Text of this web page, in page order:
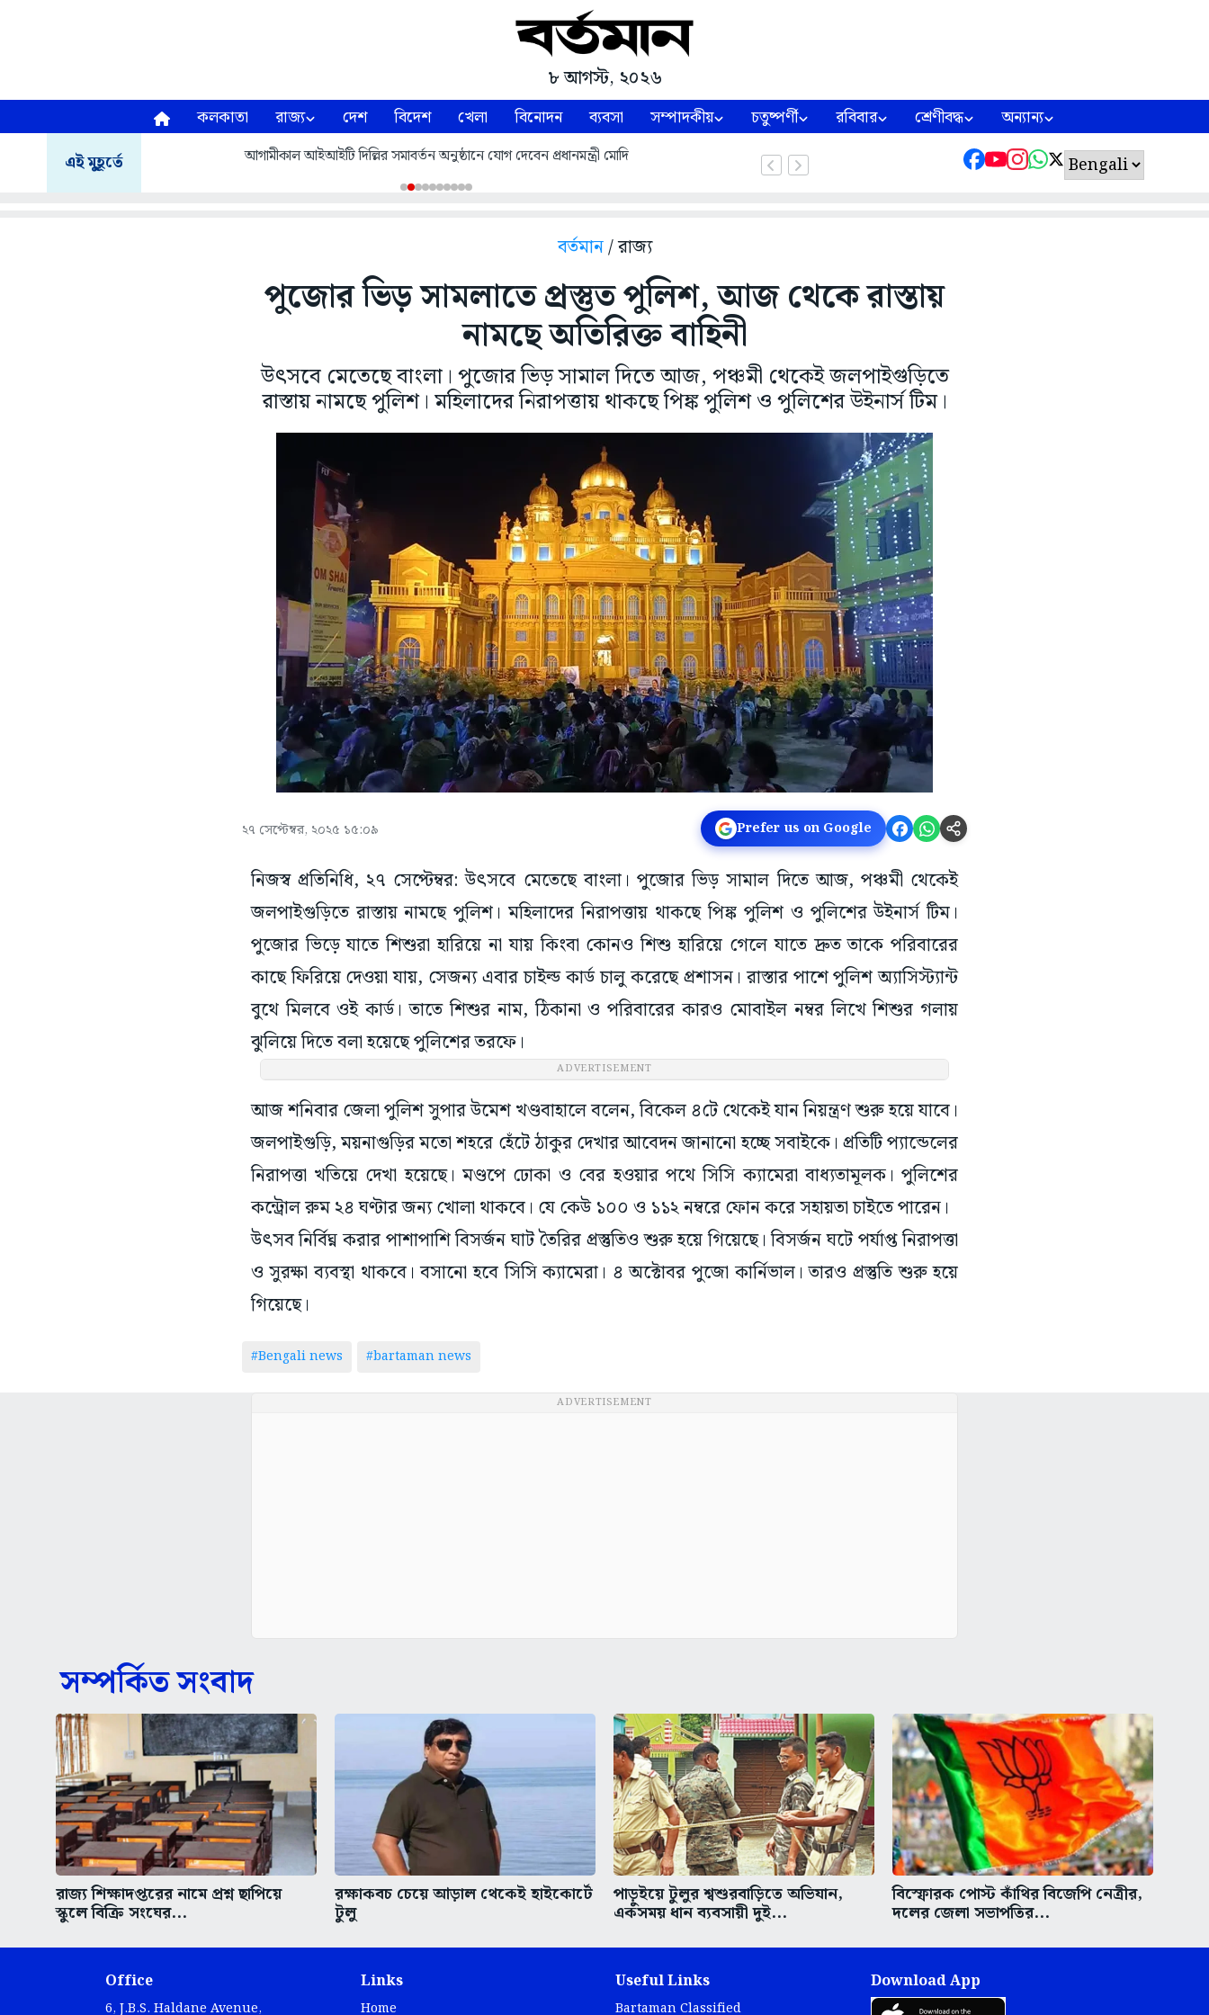
৮ আগস্ট, ২০২৬
কলকাতা রাজ্য দেশ বিদেশ খেলা বিনোদন ব্যবসা সম্পাদকীয় চতুষ্পর্ণী রবিবার শ্রেণীবদ্ধ অন্যান্য
এই মুহূর্তে আগামীকাল আইআইটি দিল্লির সমাবর্তন অনুষ্ঠানে যোগ দেবেন প্রধানমন্ত্রী মোদি
বর্তমান/ রাজ্য
পুজোর ভিড় সামলাতে প্রস্তুত পুলিশ, আজ থেকে রাস্তায়
নামছে অতিরিক্ত বাহিনী
উৎসবে মেতেছে বাংলা। পুজোর ভিড় সামাল দিতে আজ, পঞ্চমী থেকেই জলপাইগুড়িতে
রাস্তায় নামছে পুলিশ। মহিলাদের নিরাপত্তায় থাকছে পিঙ্ক পুলিশ ও পুলিশের উইনার্স টিম।
২৭ সেপ্টেম্বর, ২০২৫ ১৫:০৯ Prefer us on Google
নিজস্ব প্রতিনিধি, ২৭ সেপ্টেম্বর: উৎসবে মেতেছে বাংলা। পুজোর ভিড় সামাল দিতে আজ, পঞ্চমী থেকেই
জলপাইগুড়িতে রাস্তায় নামছে পুলিশ। মহিলাদের নিরাপত্তায় থাকছে পিঙ্ক পুলিশ ও পুলিশের উইনার্স টিম।
পুজোর ভিড়ে যাতে শিশুরা হারিয়ে না যায় কিংবা কোনও শিশু হারিয়ে গেলে যাতে দ্রুত তাকে পরিবারের
কাছে ফিরিয়ে দেওয়া যায়, সেজন্য এবার চাইল্ড কার্ড চালু করেছে প্রশাসন। রাস্তার পাশে পুলিশ অ্যাসিস্ট্যান্ট
বুথে মিলবে ওই কার্ড। তাতে শিশুর নাম, ঠিকানা ও পরিবারের কারও মোবাইল নম্বর লিখে শিশুর গলায়
ঝুলিয়ে দিতে বলা হয়েছে পুলিশের তরফে।
ADVERTISEMENT
আজ শনিবার জেলা পুলিশ সুপার উমেশ খণ্ডবাহালে বলেন, বিকেল ৪টে থেকেই যান নিয়ন্ত্রণ শুরু হয়ে যাবে।
জলপাইগুড়ি, ময়নাগুড়ির মতো শহরে হেঁটে ঠাকুর দেখার আবেদন জানানো হচ্ছে সবাইকে। প্রতিটি প্যান্ডেলের
নিরাপত্তা খতিয়ে দেখা হয়েছে। মণ্ডপে ঢোকা ও বের হওয়ার পথে সিসি ক্যামেরা বাধ্যতামূলক। পুলিশের
কন্ট্রোল রুম ২৪ ঘণ্টার জন্য খোলা থাকবে। যে কেউ ১০০ ও ১১২ নম্বরে ফোন করে সহায়তা চাইতে পারেন।
উৎসব নির্বিঘ্ন করার পাশাপাশি বিসর্জন ঘাট তৈরির প্রস্তুতিও শুরু হয়ে গিয়েছে। বিসর্জন ঘটে পর্যাপ্ত নিরাপত্তা
ও সুরক্ষা ব্যবস্থা থাকবে। বসানো হবে সিসি ক্যামেরা। ৪ অক্টোবর পুজো কার্নিভাল। তারও প্রস্তুতি শুরু হয়ে
গিয়েছে।
#Bengali news #bartaman news
ADVERTISEMENT
সম্পর্কিত সংবাদ
রাজ্য শিক্ষাদপ্তরের নামে প্রশ্ন ছাপিয়ে
স্কুলে বিক্রি সংঘের...
রক্ষাকবচ চেয়ে আড়াল থেকেই হাইকোর্টে
টুলু
পাড়ুইয়ে টুলুর শ্বশুরবাড়িতে অভিযান,
একসময় ধান ব্যবসায়ী দুই...
বিস্ফোরক পোস্ট কাঁথির বিজেপি নেত্রীর,
দলের জেলা সভাপতির...
Office
6, J.B.S. Haldane Avenue,
Links
Home
Useful Links
Bartaman Classified
Download App